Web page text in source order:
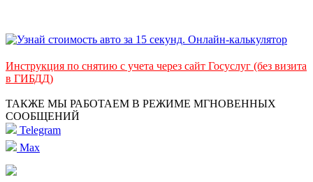
Инструкция по снятию с учета через сайт Госуслуг (без визита
в ГИБДД)
ТАКЖЕ МЫ РАБОТАЕМ В РЕЖИМЕ МГНОВЕННЫХ
СООБЩЕНИЙ
Telegram
Max